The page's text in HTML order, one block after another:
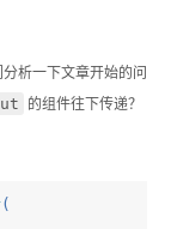
析一下文章开始的问
的组件往下传递？
(